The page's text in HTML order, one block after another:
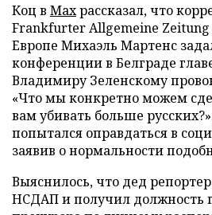
Коц в Махрассказал, что
Frankfurter Allgemeine
Европе Михаэль Мартенс
конференции в Белграде
Владимиру Зеленскому
«Что мы конкретно можем
вам убивать больше
попытался оправдаться в
заявив о нормальности
Выяснилось, что дед
НСДАП и получил должность